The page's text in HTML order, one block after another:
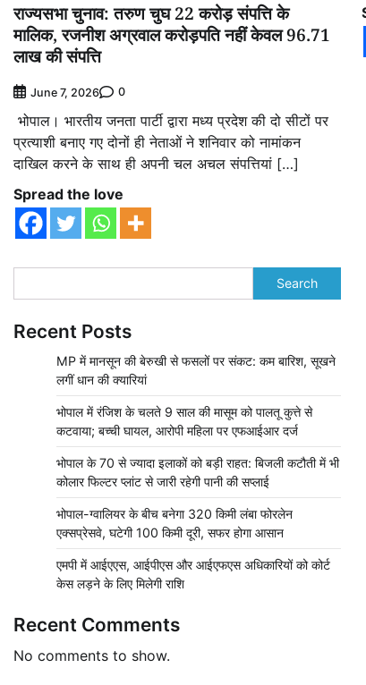
राज्यसभा चुनाव: तरुण चुघ 22 करोड़ संपत्ति के
मालिक, रजनीश अग्रवाल करोड़पति नहीं केवल 96.71
लाख की संपत्ति
June 7, 2026 0
भोपाल। भारतीय जनता पार्टी द्वारा मध्य प्रदेश की दो सीटों पर
प्रत्याशी बनाए गए दोनों ही नेताओं ने शनिवार को नामांकन
दाखिल करने के साथ ही अपनी चल अचल संपत्तियां […]
Spread the love
Search
Recent Posts
MP में मानसून की बेरुखी से फसलों पर संकट: कम बारिश, सूखने
लगीं धान की क्यारियां
भोपाल में रंजिश के चलते 9 साल की मासूम को पालतू कुत्ते से
कटवाया; बच्ची घायल, आरोपी महिला पर एफआईआर दर्ज
भोपाल के 70 से ज्यादा इलाकों को बड़ी राहत: बिजली कटौती में भी
कोलार फिल्टर प्लांट से जारी रहेगी पानी की सप्लाई
भोपाल-ग्वालियर के बीच बनेगा 320 किमी लंबा फोरलेन
एक्सप्रेसवे, घटेगी 100 किमी दूरी, सफर होगा आसान
एमपी में आईएएस, आईपीएस और आईएफएस अधिकारियों को कोर्ट
केस लड़ने के लिए मिलेगी राशि
Recent Comments
No comments to show.